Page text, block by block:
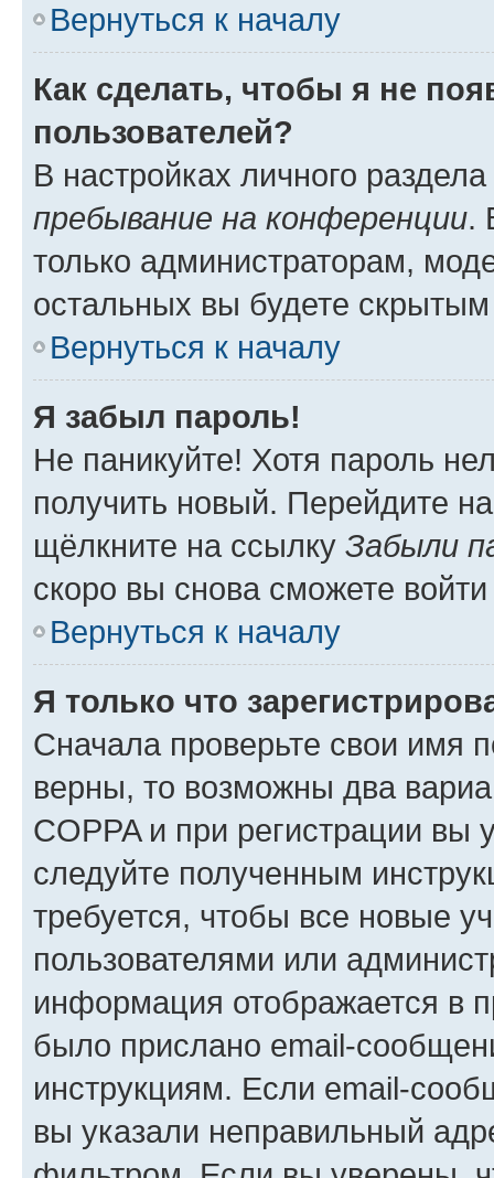
Вернуться к началу
Как сделать, чтобы я не
пользователей?
В настройках личного
пребывание на конференции.
только администраторам,
остальных вы будете
Вернуться к началу
Я забыл пароль!
Не паникуйте! Хотя пароль
получить новый. Перейдите
щёлкните на ссылку Забыли
скоро вы снова сможете
Вернуться к началу
Я только что
Сначала проверьте свои имя
верны, то возможны два
COPPA и при регистрации вы
следуйте полученным
требуется, чтобы все новые
пользователями или
информация отображается в
было прислано email-
инструкциям. Если email-
вы указали неправильный